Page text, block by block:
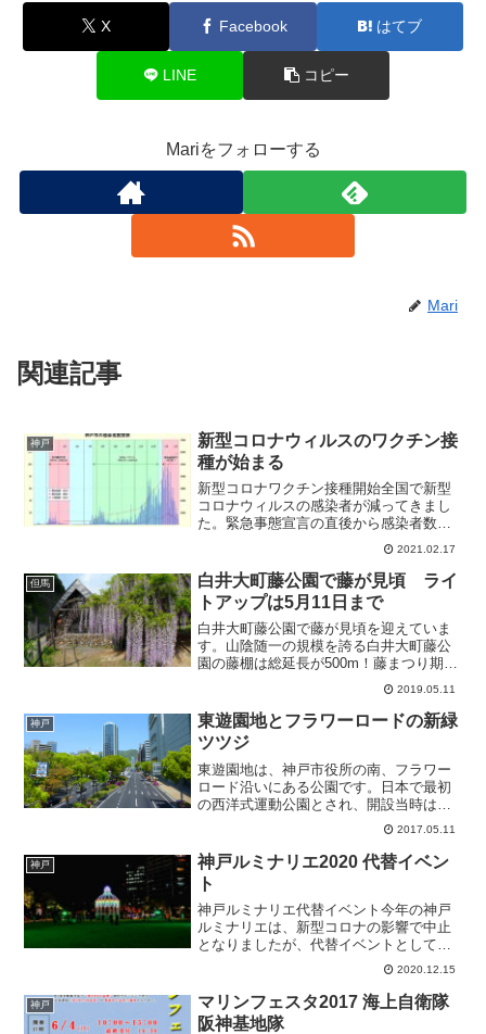
X Facebook はてブ
LINE コピー
Mariをフォローする
Mari
関連記事
神戸
新型コロナウィルスのワクチン接
種が始まる
新型コロナワクチン接種開始全国で新型
コロナウィルスの感染者が減ってきまし
た。緊急事態宣言の直後から感染者数が
減少に転じましたので、緊急事態宣言の
効果だとは思えませんが、感染者が減っ
た原因が何であるにしろ、感染者の減少
は喜ばしいことです。全国...
2021.02.17
但馬
白井大町藤公園で藤が見頃 ライ
トアップは5月11日まで
白井大町藤公園で藤が見頃を迎えていま
す。山陰随一の規模を誇る白井大町藤公
園の藤棚は総延長が500m！藤まつり期間
中には藤のライトアップが行われ、池に
映る幻想的な風景を演出します。今年の
ライトアップは、5月10日(金)～5月11日
(土)の18...
2019.05.11
神戸
東遊園地とフラワーロードの新緑
ツツジ
東遊園地は、神戸市役所の南、フラワー
ロード沿いにある公園です。日本で最初
の西洋式運動公園とされ、開設当時は旧
居留地に住む外国人専用の運動公園だっ
たようです。神戸を訪れたことのない方
でも、「神戸ルミナリエのメイン会
場」、「阪神・淡路大震災の追...
2017.05.11
神戸
神戸ルミナリエ2020 代替イベン
ト
神戸ルミナリエ代替イベント今年の神戸
ルミナリエは、新型コロナの影響で中止
となりましたが、代替イベントとして、
東遊園地で12月4日から12月13日まで、
光の聖堂「カッサアルモニカ」などの展
示が行われました。神戸ルミナリエ例年
の神戸ルミナリエで...
2020.12.15
神戸
マリンフェスタ2017 海上自衛隊
阪神基地隊